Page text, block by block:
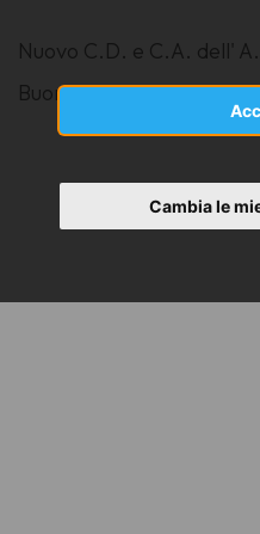
Cambia le
Nuovo C.D. e C.A. dell'
Buon Lavoro